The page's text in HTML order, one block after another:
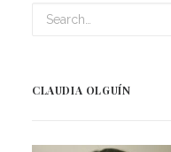
CLAUDIA OLGUÍN